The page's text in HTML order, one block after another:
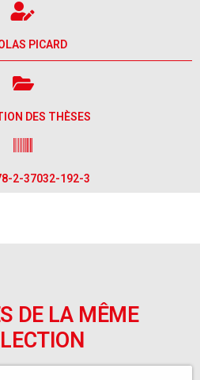
PICARD
DES THÈSES
2-37032-192-3
DE LA MÊME